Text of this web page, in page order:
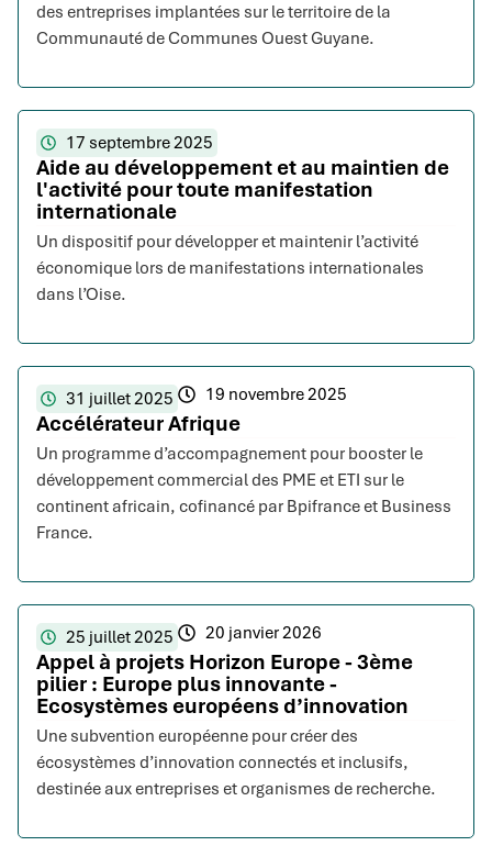
des entreprises implantées sur le territoire de la
Communauté de Communes Ouest Guyane.
17 septembre 2025
Aide au développement et au maintien de
l'activité pour toute manifestation
internationale
Un dispositif pour développer et maintenir l’activité
économique lors de manifestations internationales
dans l’Oise.
31 juillet 2025 19 novembre 2025
Accélérateur Afrique
Un programme d’accompagnement pour booster le
développement commercial des PME et ETI sur le
continent africain, cofinancé par Bpifrance et Business
France.
25 juillet 2025 20 janvier 2026
Appel à projets Horizon Europe - 3ème
pilier : Europe plus innovante -
Ecosystèmes européens d’innovation
Une subvention européenne pour créer des
écosystèmes d’innovation connectés et inclusifs,
destinée aux entreprises et organismes de recherche.